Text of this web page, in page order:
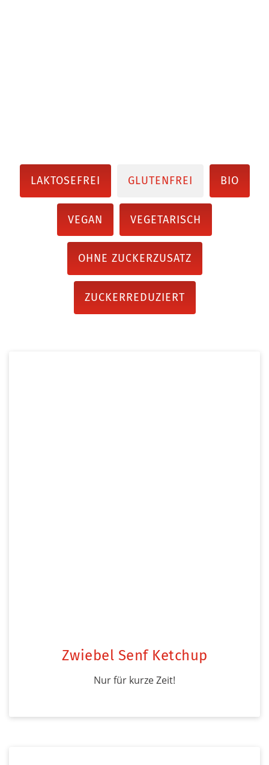
LAKTOSEFREI GLUTENFREI BIO
VEGAN VEGETARISCH
OHNE ZUCKERZUSATZ
ZUCKERREDUZIERT
Zwiebel Senf Ketchup
Nur für kurze Zeit!